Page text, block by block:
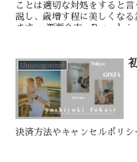
ことは適切な対処をすると
説し、歳増す程に美しくな
ます。 深瀬介志 Rupa hair
Uncategorized
決済方法やキャンセルポリシ